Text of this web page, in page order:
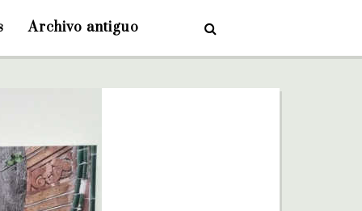
Archivo antiguo